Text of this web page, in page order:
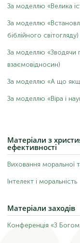
За моделлю «Велика
За моделлю
біблійного світогляду)
За моделлю «Зводячи
взаємовідносин)
За моделлю «А що
За моделлю «Віра і
Матеріали з
ефективності
Виховання моральної
Інтелект і моральність
Матеріали заходів
Конференція «З